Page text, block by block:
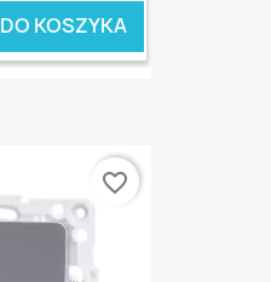
DO KOSZYKA
favorite_border